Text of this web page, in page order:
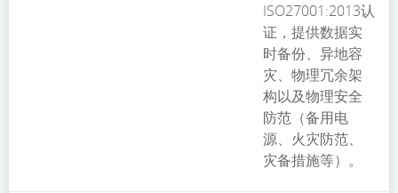
ISO27001:2013认
证，提供数据实
时备份、异地容
灾、物理冗余架
构以及物理安全
防范（备用电
源、火灾防范、
灾备措施等）。